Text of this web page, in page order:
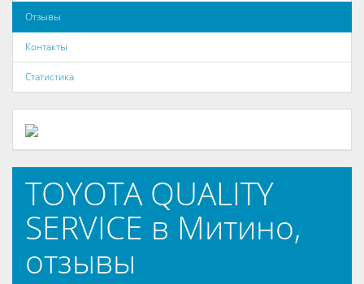
Отзывы
Контакты
Статистика
TOYOTA QUALITY
SERVICE в Митино,
отзывы